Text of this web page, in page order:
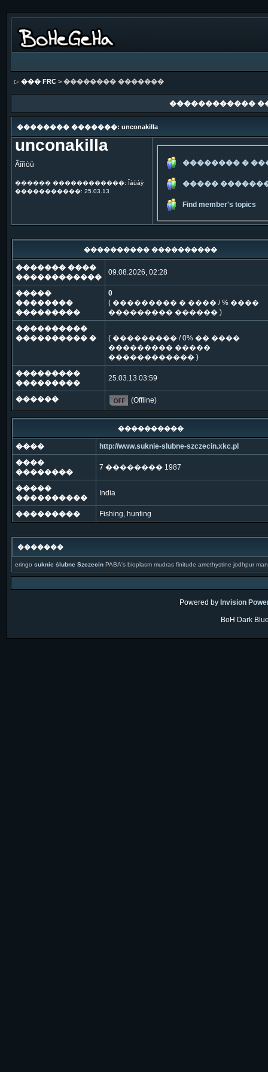
��� FRC> �������� �������
������������
�������� �������: unconakilla
unconakilla
Ãîñòü
������ ������������: Îáùàÿ
�����������: 25.03.13
�������� �
�����
Find member's topics
���������� ����������
������� ����
������������
09.08.2026, 02:28
�����
��������
���������
0
( ��������� � ���� / % ����
��������� ������ )
����������
���������� �
( ��������� / 0% �� ����
��������� �����
������������ )
���������
���������
25.03.13 03:59
������ (Offline)
����������
����
http://www.suknie-slubne-szczecin.xkc.pl
����
��������
7 �������� 1987
�����
����������
India
��������� Fishing, hunting
�������
eringo suknie ślubne SzczecinPABA's bioplasm mudras finitude amethystine jodhpur
Powered by Invision
BoH Dark